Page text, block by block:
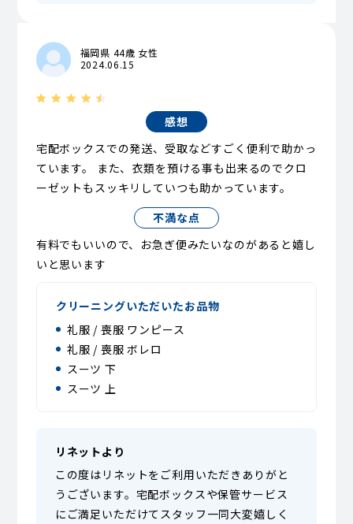
福岡県 44歳 女性
2024.06.15
感想
宅配ボックスでの発送、受取などすごく便利で助かっ
ています。 また、衣類を預ける事も出来るのでクロ
ーゼットもスッキリしていつも助かっています。
不満な点
有料でもいいので、お急ぎ便みたいなのがあると嬉し
いと思います
クリーニングいただいたお品物
礼服 / 喪服 ワンピース
礼服 / 喪服 ボレロ
スーツ 下
スーツ 上
リネットより
この度はリネットをご利用いただきありがと
うございます。宅配ボックスや保管サービス
にご満足いただけてスタッフ一同大変嬉しく